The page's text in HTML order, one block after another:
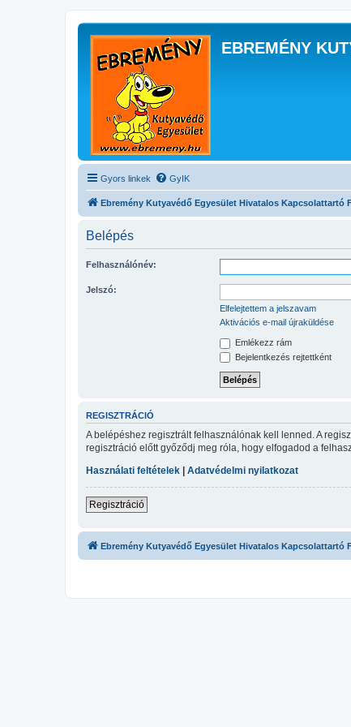
EBREMÉNY
Gyors linkek GyIK
Ebremény Kutyavédő Egyesület Hivatalos Kapcsolattartó
Belépés
Felhasználónév:
Jelszó:
Elfelejtettem a jelszavam
Aktivációs e-mail újraküldése
Emlékezz rám
Bejelentkezés rejtettként
REGISZTRÁCIÓ
A belépéshez regisztrált felhasználónak kell lenned. A
regisztráció előtt győződj meg róla, hogy elfogadod a
Használati feltételek | Adatvédelmi nyilatkozat
Regisztráció
Ebremény Kutyavédő Egyesület Hivatalos Kapcsolattartó